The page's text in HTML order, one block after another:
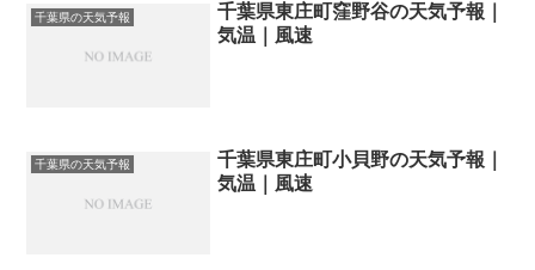
千葉県の天気予報
千葉県東庄町窪野谷の天気予報｜
気温｜風速
千葉県の天気予報
千葉県東庄町小貝野の天気予報｜
気温｜風速